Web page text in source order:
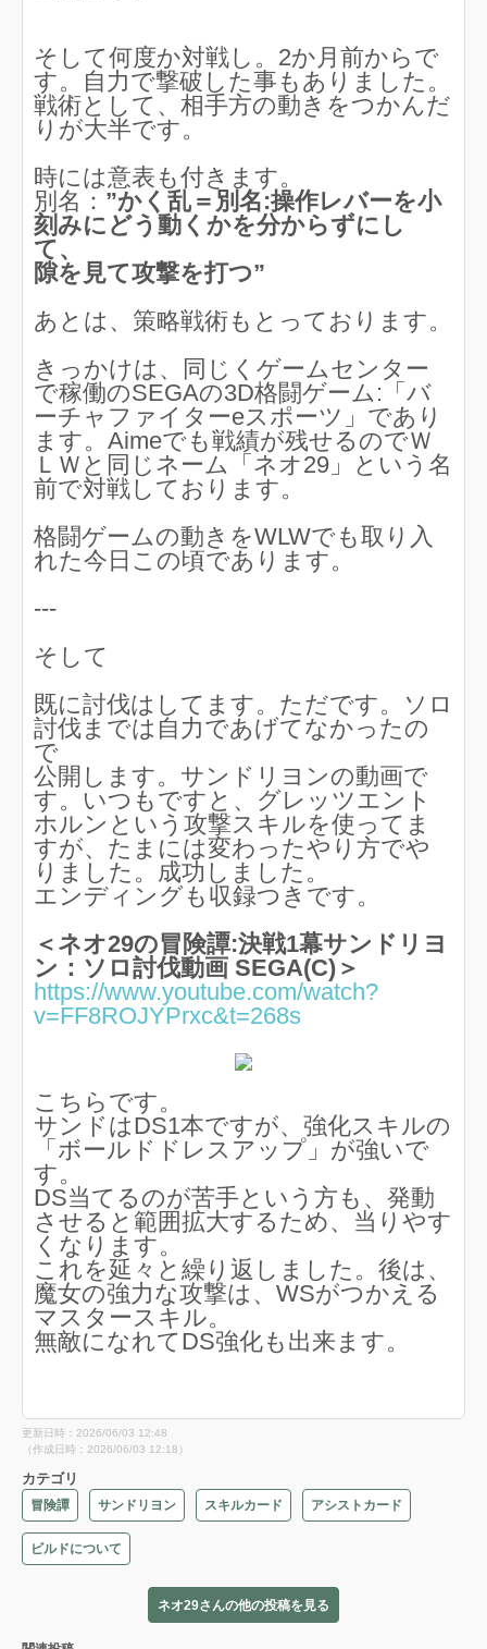
そして何度か対戦し。2か月前からで
す。自力で撃破した事もありました。
戦術として、相手方の動きをつかんだ
りが大半です。
時には意表も付きます。
別名： ”かく乱＝別名:操作レバーを小
刻みにどう動くかを分からずにし
て、
隙を見て攻撃を打つ”
あとは、策略戦術もとっております。
きっかけは、同じくゲームセンター
で稼働のSEGAの3D格闘ゲーム:「バ
ーチャファイターeスポーツ」であり
ます。Aimeでも戦績が残せるのでＷ
ＬＷと同じネーム「ネオ29」という名
前で対戦しております。
格闘ゲームの動きをWLWでも取り入
れた今日この頃であります。
---
そして
既に討伐はしてます。ただです。ソロ
討伐までは自力であげてなかったの
で
公開します。サンドリヨンの動画で
す。いつもですと、グレッツエント
ホルンという攻撃スキルを使ってま
すが、たまには変わったやり方でや
りました。成功しました。
エンディングも収録つきです。
＜ネオ29の冒険譚:決戦1幕サンドリヨ
ン：ソロ討伐動画 SEGA(C)＞
https://www.youtube.com/watch?
v=FF8ROJYPrxc&t=268s
こちらです。
サンドはDS1本ですが、強化スキルの
「ボールドドレスアップ」が強いで
す。
DS当てるのが苦手という方も、発動
させると範囲拡大するため、当りやす
くなります。
これを延々と繰り返しました。後は、
魔女の強力な攻撃は、WSがつかえる
マスタースキル。
無敵になれてDS強化も出来ます。
更新日時：2026/06/03 12:48
（作成日時：2026/06/03 12:18）
カテゴリ
冒険譚 サンドリヨン スキルカード アシストカード
ビルドについて
ネオ29さんの他の投稿を見る